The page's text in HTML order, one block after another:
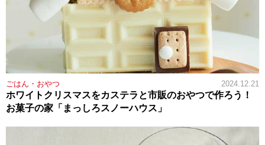
ごはん・おやつ 2024.12.21
ホワイトクリスマスをカステラと市販のおやつで作ろう！
お菓子の家「まっしろスノーハウス」